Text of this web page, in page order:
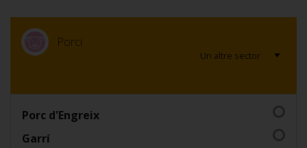
Porcí
Porc d'Engreix
Garrí